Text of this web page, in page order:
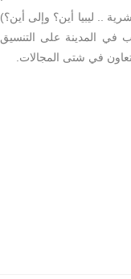
.. ليبيا أين؟ وإلى أين؟)
في المدينة على التنسيق
في شتى المجالات.